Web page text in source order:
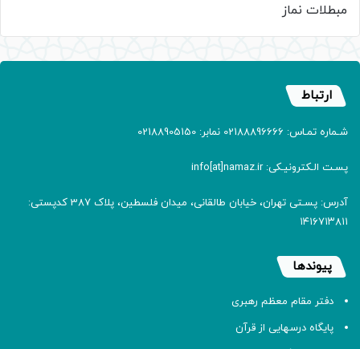
مبطلات نماز
ارتباط
شـماره تمـاس: 02188896666 نمابر: 02188905150
پسـت الـکترونیـکی: info[at]namaz.ir
آدرس: پسـتی تهران، خیابان طالقانی، میدان فلسطین، پلاک 387 کدپستی:
۱۴۱۶۷۱۳۸۱۱
پیوندها
دفتر مقام معظم رهبری
پایگاه درسهایی از قرآن